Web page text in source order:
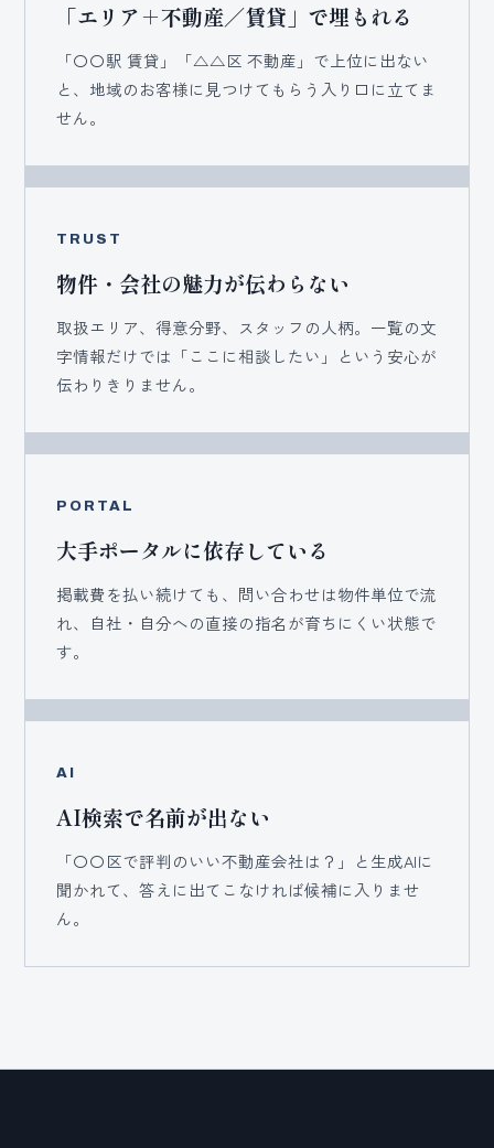
「エリア＋不動産／賃貸」で埋もれる
「〇〇駅 賃貸」「△△区 不動産」で上位に出ない
と、地域のお客様に見つけてもらう入り口に立てま
せん。
TRUST
物件・会社の魅力が伝わらない
取扱エリア、得意分野、スタッフの人柄。一覧の文
字情報だけでは「ここに相談したい」という安心が
伝わりきりません。
PORTAL
大手ポータルに依存している
掲載費を払い続けても、問い合わせは物件単位で流
れ、自社・自分への直接の指名が育ちにくい状態で
す。
AI
AI検索で名前が出ない
「〇〇区で評判のいい不動産会社は？」と生成AIに
聞かれて、答えに出てこなければ候補に入りませ
ん。